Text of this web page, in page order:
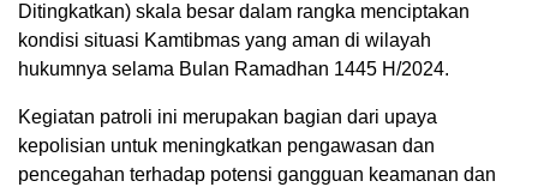
Ditingkatkan) skala besar dalam rangka menciptakan
kondisi situasi Kamtibmas yang aman di wilayah
hukumnya selama Bulan Ramadhan 1445 H/2024.
Kegiatan patroli ini merupakan bagian dari upaya
kepolisian untuk meningkatkan pengawasan dan
pencegahan terhadap potensi gangguan keamanan dan